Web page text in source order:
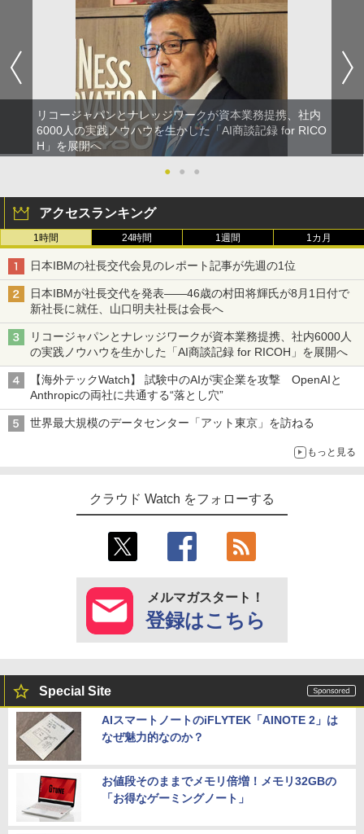
リコージャパンとナレッジワークが資本業務提携、社内
6000人の実践ノウハウを生かした「AI商談記録 for RICO
H」を展開へ
●
● ●
アクセスランキング
1時間 24時間 1週間 1カ月
日本IBMの社長交代会見のレポート記事が先週の1位
日本IBMが社長交代を発表――46歳の村田将輝氏が8月1日付で
新社長に就任、山口明夫社長は会長へ
リコージャパンとナレッジワークが資本業務提携、社内6000人
の実践ノウハウを生かした「AI商談記録 for RICOH」を展開へ
【海外テックWatch】 試験中のAIが実企業を攻撃 OpenAIと
Anthropicの両社に共通する“落とし穴”
世界最大規模のデータセンター「アット東京」を訪ねる
もっと見る
クラウド Watch をフォローする
メルマガスタート！
登録はこちら
Special Site
AIスマートノートのiFLYTEK「AINOTE 2」は
なぜ魅力的なのか？
お値段そのままでメモリ倍増！メモリ32GBの
「お得なゲーミングノート」